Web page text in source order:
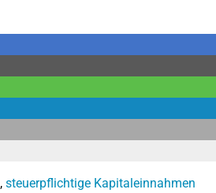
, steuerpflichtige Kapitaleinnahmen